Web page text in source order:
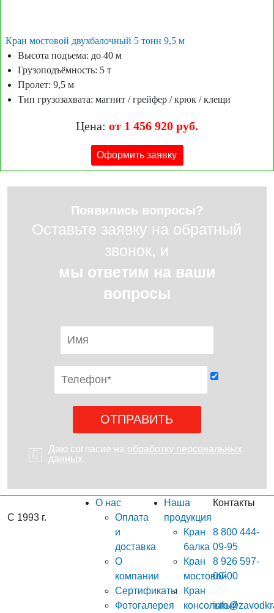
Кран мостовой двухбалочный 5 тонн 9,5 м
Высота подъема: до 40 м
Грузоподъёмность: 5 т
Пролет: 9,5 м
Тип грузозахвата: магнит / грейфер / крюк / клещи
Цена: от 1 456 920 руб.
Оформить заявку
Появились вопросы?
Оставьте заявку на обратный
звонок, и
мы ответим на ваши
вопросы
Даю согласие на обработку персональных
данных
С 1993 г.
О нас
Оплата
и
доставка
О
компании
Сертификаты
Фотогалерея
Наша
продукция
Кран
балка
Кран
мостовой
Кран
консольный
Контакты
8 800 444-
09-95
8 926 597-
00-00